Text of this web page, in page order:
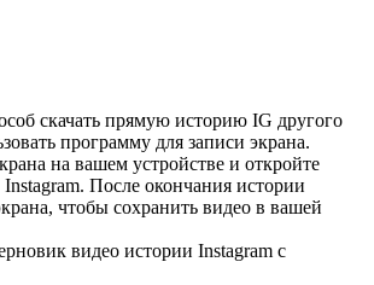
скачать прямую историю IG другого
программу для записи экрана.
на вашем устройстве и откройте
После окончания истории
чтобы сохранить видео в вашей
видео истории Instagram с